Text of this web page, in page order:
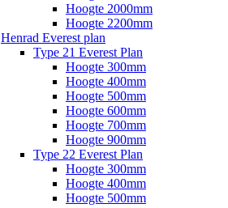
Hoogte 2000mm
Hoogte 2200mm
Henrad Everest plan
Type 21 Everest Plan
Hoogte 300mm
Hoogte 400mm
Hoogte 500mm
Hoogte 600mm
Hoogte 700mm
Hoogte 900mm
Type 22 Everest Plan
Hoogte 300mm
Hoogte 400mm
Hoogte 500mm